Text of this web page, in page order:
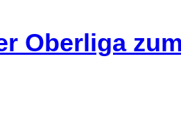
Oberliga zum